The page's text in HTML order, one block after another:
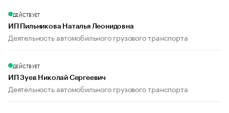
ДЕЙСТВУЕТ
ИП Пильникова Наталья Леонидовна
Деятельность автомобильного грузового транспорта
ДЕЙСТВУЕТ
ИП Зуев Николай Сергеевич
Деятельность автомобильного грузового транспорта